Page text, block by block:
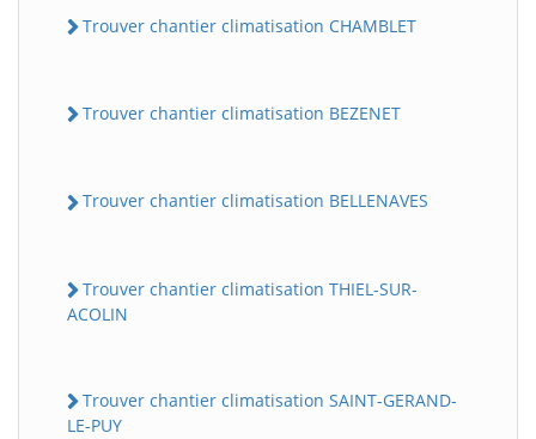
Trouver chantier climatisation CHAMBLET
Trouver chantier climatisation BEZENET
Trouver chantier climatisation BELLENAVES
Trouver chantier climatisation THIEL-SUR-
ACOLIN
Trouver chantier climatisation SAINT-GERAND-
LE-PUY